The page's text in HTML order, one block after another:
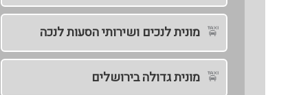
מונית לנכים ושירותי הסעות לנכה
מונית גדולה בירושלים